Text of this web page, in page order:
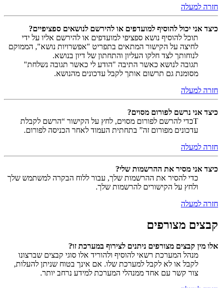
חזרה למעלה
כיצד אני יכול להוסיף למועדפים או להירשם לנושאים ספציפיים?
תוכל להוסיף נושא ספציפי למועדפים או להירשם אליו על ידי
לחיצה על הקישור המתאים בתפריט "אפשרויות נושא", הממוקם
לנוחותך לצד חלקו העליון והתחתון של דיון בנושא.
תגובה לנושא כאשר התיבה "הודע לי כאשר תגובה נשלחת"
מסומנת גם תרשום אותך לקבל עדכונים מהנושא.
חזרה למעלה
כיצד אני נרשם לפורום מסוים?
Tכדי להרשם לפורום מסוים, לחץ על הקישור “הרשם לקבלת
עדכונים מפורום זה” בתחתית העמוד לאחר הכניסה לפורום.
חזרה למעלה
כיצד אני מסיר את ההרשמות שלי?
כדי להסיר את ההרשמות שלך, עבור ללוח הבקרה למשתמש שלך
ולחץ על הקישורים להרשמות שלך.
חזרה למעלה
קבצים מצורפים
אלו מין קבצים מצורפים ניתנים לצירוף במערכת זו?
מנהל המערכת רשאי להוסיף ולהוריד אלו סוגי קבצים שברצונו
לקבל או לא לקבל למערכת שלו. אם אינך בטוח שניתן להעלות,
צור קשר עם אחד ממנהלי המערכת למידע נרחב יותר.